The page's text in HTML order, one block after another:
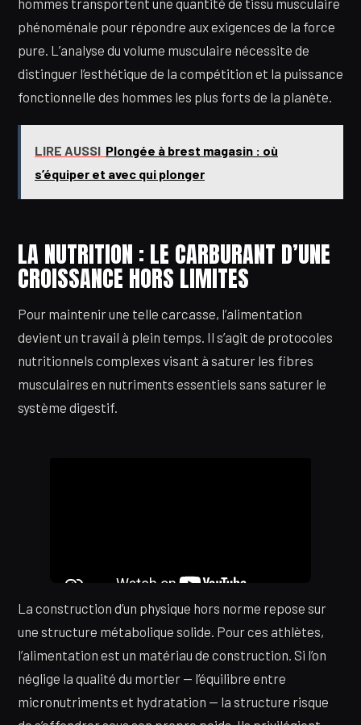
phénoménale pour répondre aux exigences de la force
pure. L’analyse du volume musculaire nécessite de
distinguer l’esthétique de la compétition et la puissance
fonctionnelle des hommes les plus forts de la planète.
LIRE AUSSI Plongée à brest magasin : où
s’équiper et avec qui plonger
LA NUTRITION : LE CARBURANT D’UNE
CROISSANCE HORS LIMITES
Pour maintenir une telle carcasse, l’alimentation
devient un travail à plein temps. Il s’agit de protocoles
nutritionnels complexes visant à saturer les fibres
musculaires en nutriments essentiels sans saturer le
système digestif.
La construction d’un physique hors norme repose sur
une structure métabolique solide. Pour ces athlètes,
l’alimentation est un matériau de construction. Si l’on
néglige la qualité du mortier — l’équilibre entre
micronutriments et hydratation — la structure risque